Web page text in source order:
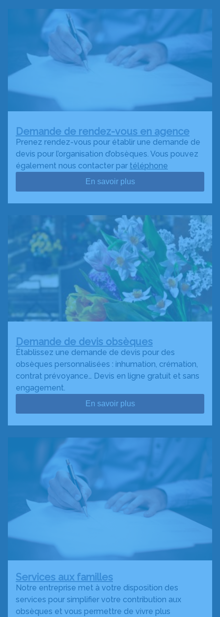
Demande de rendez-vous en agence
Prenez rendez-vous pour établir une demande de
devis pour l’organisation d’obsèques. Vous pouvez
également nous contacter par téléphone
En savoir plus
Demande de devis obsèques
Établissez une demande de devis pour des
obsèques personnalisées : inhumation, crémation,
contrat prévoyance… Devis en ligne gratuit et sans
engagement.
En savoir plus
Services aux familles
Notre entreprise met à votre disposition des
services pour simplifier votre contribution aux
obsèques et vous permettre de vivre plus